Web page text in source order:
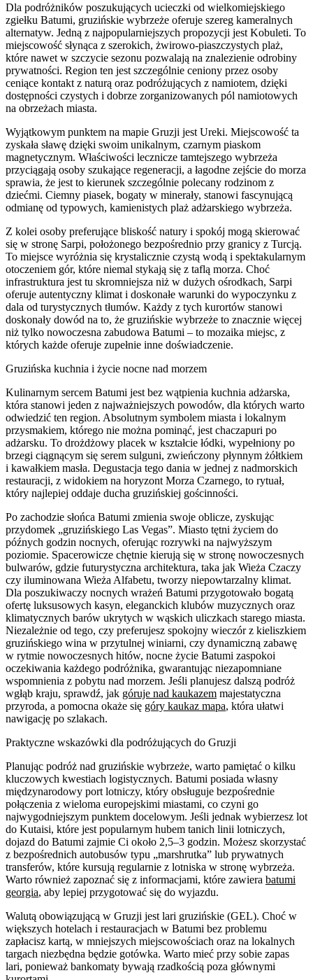
Dla podróżników poszukujących ucieczki od wielkomiejskiego
zgiełku Batumi, gruzińskie wybrzeże oferuje szereg kameralnych
alternatyw. Jedną z najpopularniejszych propozycji jest Kobuleti. To
miejscowość słynąca z szerokich, żwirowo-piaszczystych plaż,
które nawet w szczycie sezonu pozwalają na znalezienie odrobiny
prywatności. Region ten jest szczególnie ceniony przez osoby
ceniące kontakt z naturą oraz podróżujących z namiotem, dzięki
dostępności czystych i dobrze zorganizowanych pól namiotowych
na obrzeżach miasta.
Wyjątkowym punktem na mapie Gruzji jest Ureki. Miejscowość ta
zyskała sławę dzięki swoim unikalnym, czarnym piaskom
magnetycznym. Właściwości lecznicze tamtejszego wybrzeża
przyciągają osoby szukające regeneracji, a łagodne zejście do morza
sprawia, że jest to kierunek szczególnie polecany rodzinom z
dziećmi. Ciemny piasek, bogaty w minerały, stanowi fascynującą
odmianę od typowych, kamienistych plaż adżarskiego wybrzeża.
Z kolei osoby preferujące bliskość natury i spokój mogą skierować
się w stronę Sarpi, położonego bezpośrednio przy granicy z Turcją.
To miejsce wyróżnia się krystalicznie czystą wodą i spektakularnym
otoczeniem gór, które niemal stykają się z taflą morza. Choć
infrastruktura jest tu skromniejsza niż w dużych ośrodkach, Sarpi
oferuje autentyczny klimat i doskonałe warunki do wypoczynku z
dala od turystycznych tłumów. Każdy z tych kurortów stanowi
doskonały dowód na to, że gruzińskie wybrzeże to znacznie więcej
niż tylko nowoczesna zabudowa Batumi – to mozaika miejsc, z
których każde oferuje zupełnie inne doświadczenie.
Gruzińska kuchnia i życie nocne nad morzem
Kulinarnym sercem Batumi jest bez wątpienia kuchnia adżarska,
która stanowi jeden z najważniejszych powodów, dla których warto
odwiedzić ten region. Absolutnym symbolem miasta i lokalnym
przysmakiem, którego nie można pominąć, jest chaczapuri po
adżarsku. To drożdżowy placek w kształcie łódki, wypełniony po
brzegi ciągnącym się serem sulguni, zwieńczony płynnym żółtkiem
i kawałkiem masła. Degustacja tego dania w jednej z nadmorskich
restauracji, z widokiem na horyzont Morza Czarnego, to rytuał,
który najlepiej oddaje ducha gruzińskiej gościnności.
Po zachodzie słońca Batumi zmienia swoje oblicze, zyskując
przydomek „gruzińskiego Las Vegas”. Miasto tętni życiem do
późnych godzin nocnych, oferując rozrywki na najwyższym
poziomie. Spacerowicze chętnie kierują się w stronę nowoczesnych
bulwarów, gdzie futurystyczna architektura, taka jak Wieża Czaczy
czy iluminowana Wieża Alfabetu, tworzy niepowtarzalny klimat.
Dla poszukiwaczy nocnych wrażeń Batumi przygotowało bogatą
ofertę luksusowych kasyn, eleganckich klubów muzycznych oraz
klimatycznych barów ukrytych w wąskich uliczkach starego miasta.
Niezależnie od tego, czy preferujesz spokojny wieczór z kieliszkiem
gruzińskiego wina w przytulnej winiarni, czy dynamiczną zabawę
w rytmie nowoczesnych hitów, nocne życie Batumi zaspokoi
oczekiwania każdego podróżnika, gwarantując niezapomniane
wspomnienia z pobytu nad morzem. Jeśli planujesz dalszą podróż
wgłąb kraju, sprawdź, jak góruje nad kaukazem majestatyczna
przyroda, a pomocna okaże się góry kaukaz mapa, która ułatwi
nawigację po szlakach.
Praktyczne wskazówki dla podróżujących do Gruzji
Planując podróż nad gruzińskie wybrzeże, warto pamiętać o kilku
kluczowych kwestiach logistycznych. Batumi posiada własny
międzynarodowy port lotniczy, który obsługuje bezpośrednie
połączenia z wieloma europejskimi miastami, co czyni go
najwygodniejszym punktem docelowym. Jeśli jednak wybierzesz lot
do Kutaisi, które jest popularnym hubem tanich linii lotniczych,
dojazd do Batumi zajmie Ci około 2,5–3 godzin. Możesz skorzystać
z bezpośrednich autobusów typu „marshrutka” lub prywatnych
transferów, które kursują regularnie z lotniska w stronę wybrzeża.
Warto również zapoznać się z informacjami, które zawiera batumi
georgia, aby lepiej przygotować się do wyjazdu.
Walutą obowiązującą w Gruzji jest lari gruzińskie (GEL). Choć w
większych hotelach i restauracjach w Batumi bez problemu
zapłacisz kartą, w mniejszych miejscowościach oraz na lokalnych
targach niezbędna będzie gotówka. Warto mieć przy sobie zapas
lari, ponieważ bankomaty bywają rzadkością poza głównymi